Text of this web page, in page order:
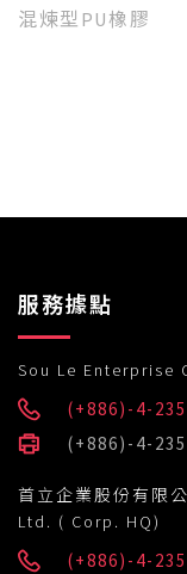
混煉型PU橡膠
服務據點
Sou Le Enterprise
(+886)-4-
(+886)-4-
首立企業股份有限
Ltd. ( Corp. HQ)
(+886)-4-